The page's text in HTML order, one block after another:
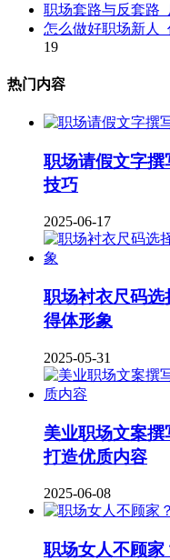
职场套路与反套路
怎么做好职场新人
19
热门内容
职场请假文字撰
技巧
2025-06-17
职场衬衣尺码
得体形象
2025-05-31
美业职场文案
打造优质内容
2025-06-08
职场女人不顾家